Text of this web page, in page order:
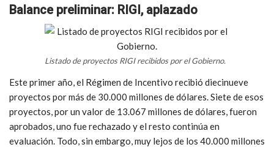
Balance preliminar: RIGI, aplazado
Listado de proyectos RIGI recibidos por el Gobierno.
Este primer año, el Régimen de Incentivo recibió diecinueve
proyectos por más de 30.000 millones de dólares. Siete de esos
proyectos, por un valor de 13.067 millones de dólares, fueron
aprobados, uno fue rechazado y el resto continúa en
evaluación. Todo, sin embargo, muy lejos de los 40.000 millones